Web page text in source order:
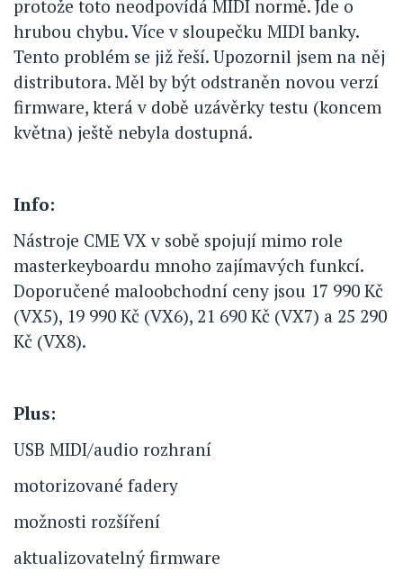
protože toto neodpovídá MIDI normě. Jde o
hrubou chybu. Více v sloupečku MIDI banky.
Tento problém se již řeší. Upozornil jsem na něj
distributora. Měl by být odstraněn novou verzí
firmware, která v době uzávěrky testu (koncem
května) ještě nebyla dostupná.
Info:
Nástroje CME VX v sobě spojují mimo role
masterkeyboardu mnoho zajímavých funkcí.
Doporučené maloobchodní ceny jsou 17 990 Kč
(VX5), 19 990 Kč (VX6), 21 690 Kč (VX7) a 25 290
Kč (VX8).
Plus:
USB MIDI/audio rozhraní
motorizované fadery
možnosti rozšíření
aktualizovatelný firmware